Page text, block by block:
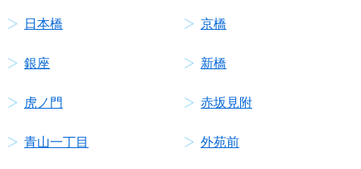
日本橋 京橋
銀座 新橋
虎ノ門 赤坂見附
青山一丁目 外苑前